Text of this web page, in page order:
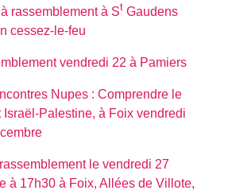
rassemblement à St Gaudens
cessez-le-feu
vendredi 22 à Pamiers
Nupes : Comprendre le
Israël-Palestine, à Foix vendredi
le vendredi 27
à 17h30 à Foix, Allées de Villote,